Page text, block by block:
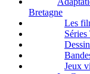
Bretagne
Les
Jeux